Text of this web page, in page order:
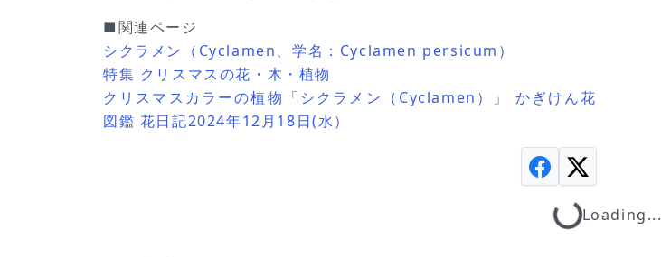
■関連ページ
シクラメン（Cyclamen、学名：Cyclamen persicum）
特集 クリスマスの花・木・植物
クリスマスカラーの植物「シクラメン（Cyclamen）」 かぎけん花
図鑑 花日記2024年12月18日(水）
Loading...Loading...